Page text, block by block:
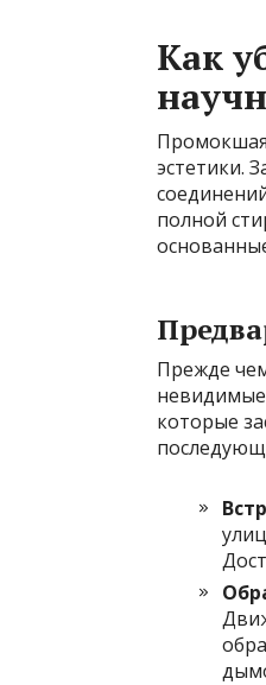
Как
Промокшая
эстетики.
полной
Прежде
невидимые
которые